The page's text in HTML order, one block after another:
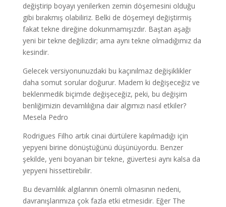
değiştirip boyayı yenilerken zemin döşemesini olduğu
gibi bırakmış olabiliriz. Belki de döşemeyi değiştirmiş
fakat tekne direğine dokunmamışızdır. Baştan aşağı
yeni bir tekne değilizdir; ama aynı tekne olmadığımız da
kesindir.
Gelecek versiyonunuzdaki bu kaçınılmaz değişiklikler
daha somut sorular doğurur. Madem ki değişeceğiz ve
beklenmedik biçimde değişeceğiz, peki, bu değişim
benliğimizin devamlılığına dair algımızı nasıl etkiler?
Mesela Pedro
Rodrigues Filho artık cinai dürtülere kapılmadığı için
yepyeni birine dönüştüğünü düşünüyordu. Benzer
şekilde, yeni boyanan bir tekne, güvertesi aynı kalsa da
yepyeni hissettirebilir.
Bu devamlılık algılarının önemli olmasının nedeni,
davranışlarımıza çok fazla etki etmesidir. Eğer The